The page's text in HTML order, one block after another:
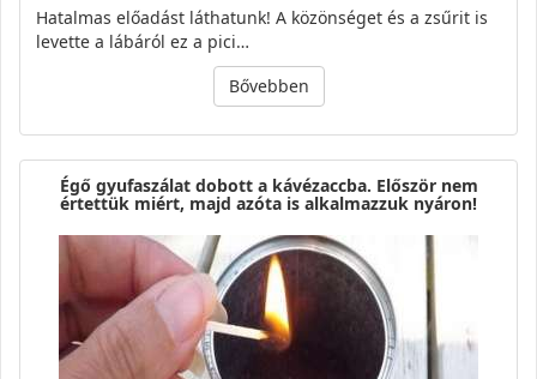
Hatalmas előadást láthatunk! A közönséget és a zsűrit is
levette a lábáról ez a pici…
Bővebben
Égő gyufaszálat dobott a kávézaccba. Először nem
értettük miért, majd azóta is alkalmazzuk nyáron!